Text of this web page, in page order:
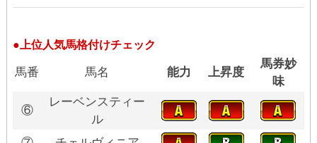
●上位人気馬格付けチェック
馬番 馬名 能力 上昇度
馬券妙
味
⑥
レーベンスティー
ル